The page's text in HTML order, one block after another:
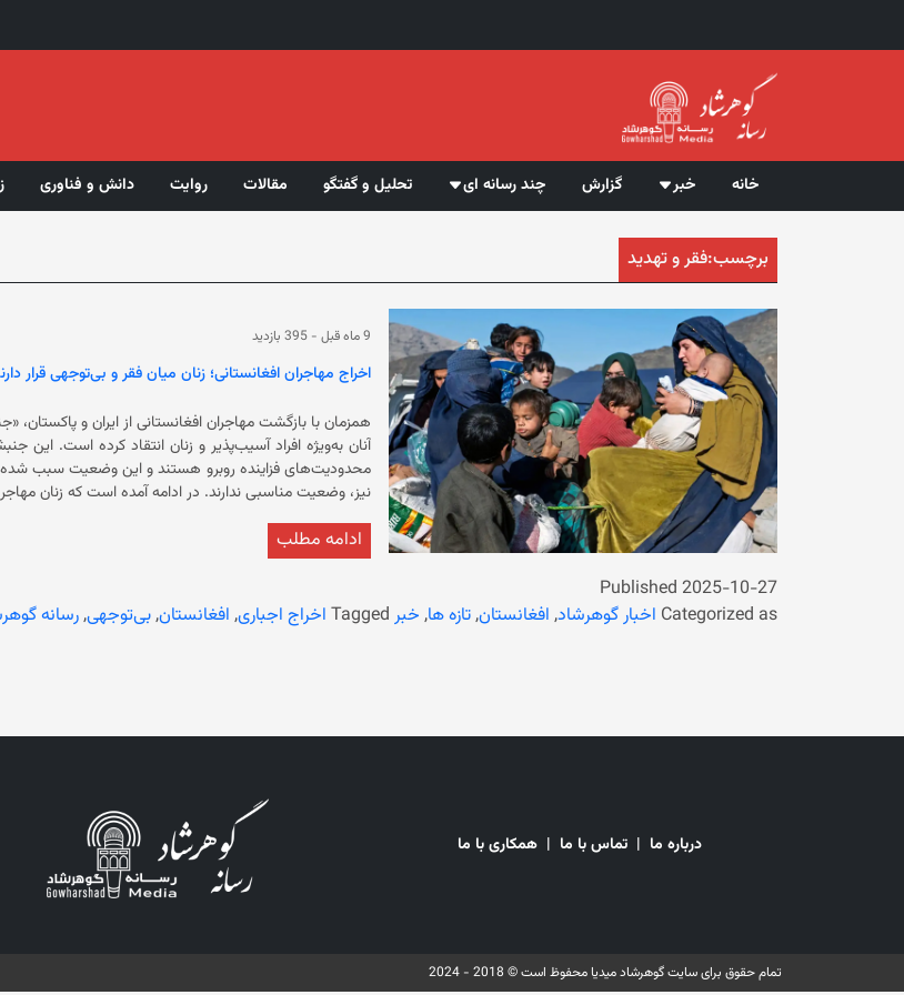
خانه خبر گزارش چند رسانه ای تحلیل و گفتگو مقالات روایت دانش و فناوری
برچسب:فقر و تهدید
9 ماه قبل - 395 بازدید
اخراج مهاجران افغانستانی؛ زنان میان فقر و بی‌توجهی قرار
همزمان با بازگشت مهاجران افغانستانی از ایران و
آنان به‌ویژه
محدودیت‌های فزاینده روبرو هستند و این وضعیت سبب شده
نیز، وضعیت مناسبی ندارند. در ادامه
فرزندان‌شان از همه‌چیز
ادامه مطلب
Published 2025-10-27
Categorized as اخبار گوهرشاد, افغانستان,تازه ها, خبر Tagged اخراج اجباری, افغانستان,بی‌توجهی,رسانه
درباره ما | تماس با ما | همکاری با ما
تمام حقوق برای سایت گوهرشاد میدیا محفوظ است © 2018 - 2024